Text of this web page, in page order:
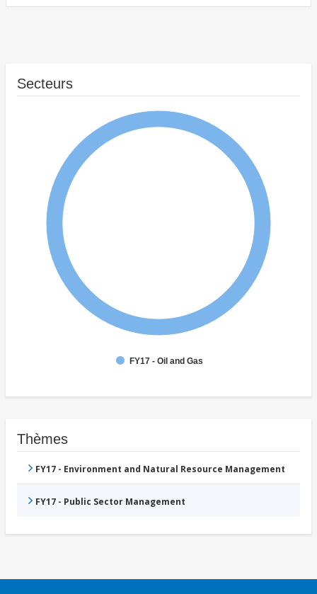
Secteurs
FY17 - Oil and Gas
Thèmes
FY17 - Environment and Natural Resource Management
FY17 - Public Sector Management